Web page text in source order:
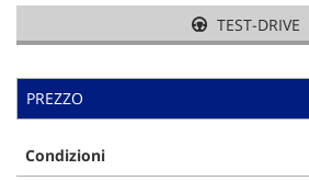
TEST-DRIVE
PREZZO
Condizioni